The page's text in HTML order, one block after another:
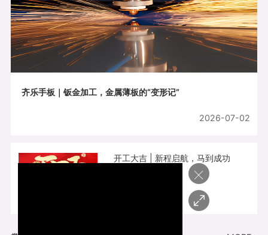
齐乐手板｜钣金加工，金属薄板的“变形记”
2026-07-02
开工大吉 | 新程启航，马到成功
×